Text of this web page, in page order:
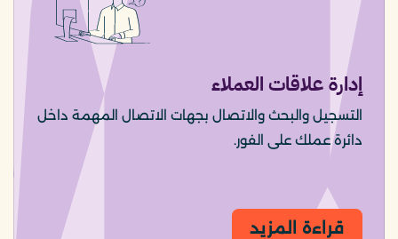
إدارة علاقات العملاء
التسجيل والبحث والاتصال بجهات الاتصال المهمة داخل
دائرة عملك على الفور.
قراءة المزيد